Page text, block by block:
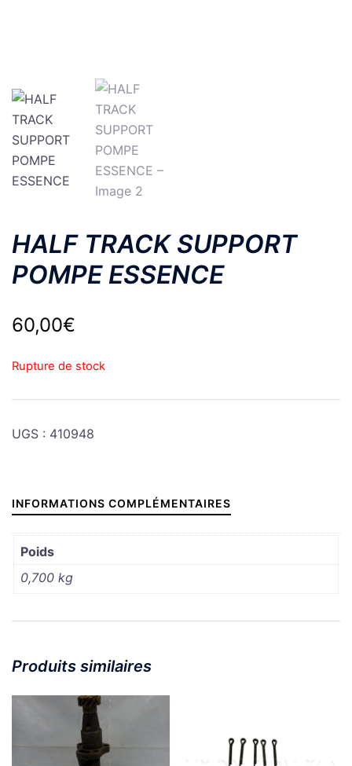
HALF TRACK SUPPORT
POMPE ESSENCE
60,00€
Rupture de stock
UGS : 410948
INFORMATIONS COMPLÉMENTAIRES
Poids
0,700 kg
Produits similaires